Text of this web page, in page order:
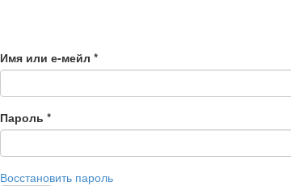
Имя или е-мейл *
Пароль *
Восстановить пароль